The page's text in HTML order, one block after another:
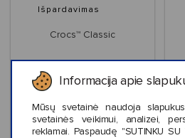
Informacija apie
Mūsų svetainė naudoja
svetainės veikimui, analizei,
reklamai. Paspaudę "SUTINKU SU
Išpardavimas
Crocs™ Classic
€39,99